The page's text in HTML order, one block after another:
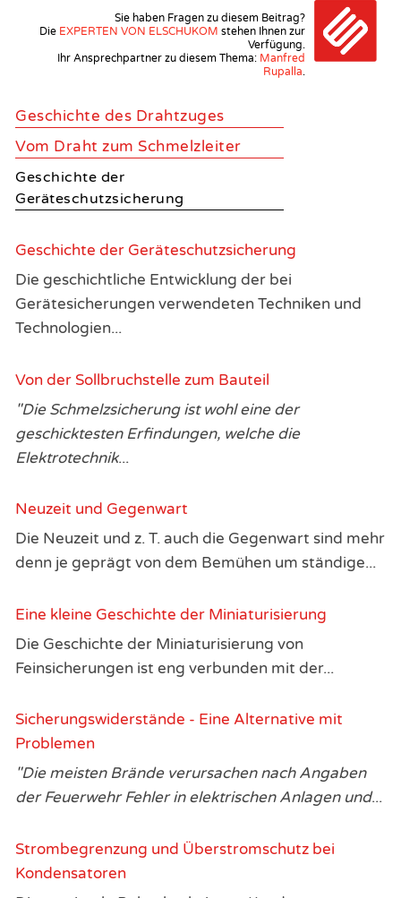
Sie haben Fragen zu diesem Beitrag?
Die EXPERTEN VON ELSCHUKOM stehen Ihnen zur
Verfügung.
Ihr Ansprechpartner zu diesem Thema: Manfred
Rupalla
Geschichte des Drahtzuges
Vom Draht zum Schmelzleiter
Geschichte der
Geräteschutzsicherung
Geschichte der Geräteschutzsicherung
Die geschichtliche Entwicklung der bei
Gerätesicherungen verwendeten Techniken und
Technologien...
Von der Sollbruchstelle zum Bauteil
"Die Schmelzsicherung ist wohl eine der
geschicktesten Erfindungen, welche die
Elektrotechnik...
Neuzeit und Gegenwart
Die Neuzeit und z. T. auch die Gegenwart sind mehr
denn je geprägt von dem Bemühen um ständige...
Eine kleine Geschichte der Miniaturisierung
Die Geschichte der Miniaturisierung von
Feinsicherungen ist eng verbunden mit der...
Sicherungswiderstände - Eine Alternative mit
Problemen
"Die meisten Brände verursachen nach Angaben
der Feuerwehr Fehler in elektrischen Anlagen und...
Strombegrenzung und Überstromschutz bei
Kondensatoren